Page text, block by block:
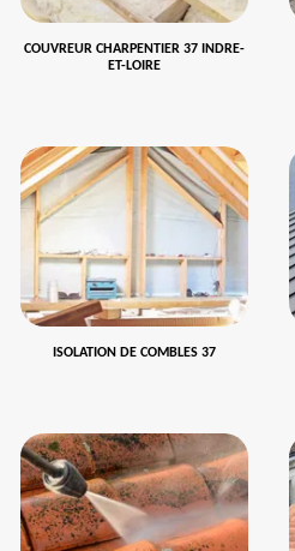
COUVREUR CHARPENTIER 37 INDRE-
ET-LOIRE
ISOLATION DE COMBLES 37